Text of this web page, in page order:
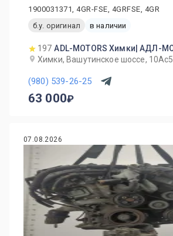
1900031371, 4GR-FSE, 4GRFSE, 4GR
б.у. оригинал
в наличии
197 ADL-MOTORS Химки| АДЛ-
Химки, Вашутинское шоссе, 10Ас5
(980) 539-26-25
63 000
07.08.2026